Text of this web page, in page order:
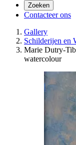
Zoeken
Contacteer ons
Gallery
Schilderijen en
Marie Dutry-
watercolour